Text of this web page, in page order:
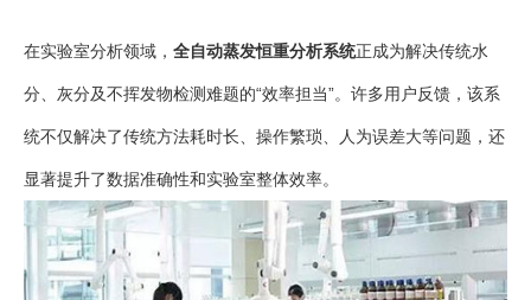
在实验室分析领域， 全自动蒸发恒重分析系统正成为解决传统水
分、灰分及不挥发物检测难题的“效率担当”。许多用户反馈，该系
统不仅解决了传统方法耗时长、操作繁琐、人为误差大等问题，还
显著提升了数据准确性和实验室整体效率。